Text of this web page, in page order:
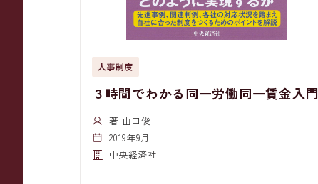
人事制度
３時間でわかる同一労働同一賃金入門
著 山口俊一
2019年9月
中央経済社